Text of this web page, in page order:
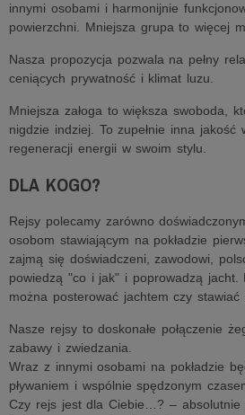
innymi osobami i harmonijnie
powierzchni. Mniejsza grupa to więcej
Nasza propozycja pozwala na pełny
ceniących prywatność i klimat luzu.
Mniejsza załoga to większa swoboda,
nigdzie indziej. To zupełnie inna jakość
regeneracji energii w swoim stylu.
DLA KOGO?
Rejsy polecamy zarówno
osobom stawiającym na pokładzie
zajmą się doświadczeni, zawodowi,
powiedzą "co i jak" i poprowadzą jacht.
można posterować jachtem czy stawiać
Nasze rejsy to doskonałe połączenie
zabawy i zwiedzania.
Wraz z innymi osobami na pokładzie
pływaniem i wspólnie spędzonym
Czy rejs jest dla Ciebie…? – absolutnie